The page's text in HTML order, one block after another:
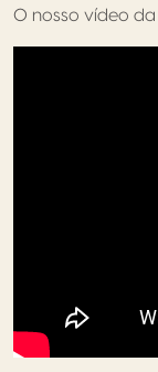
O nosso vídeo